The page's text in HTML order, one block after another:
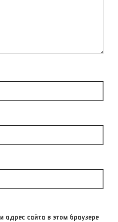
адрес сайта в этом браузере